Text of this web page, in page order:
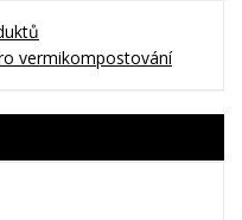
vermikompostování